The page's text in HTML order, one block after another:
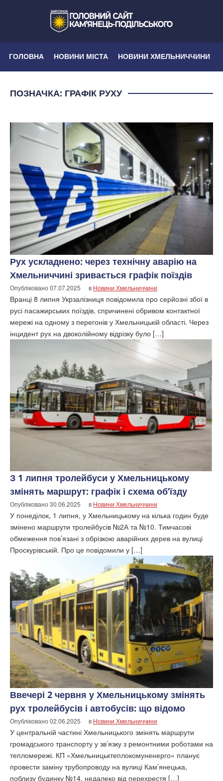
ГОЛОВНА НОВИНИ МІСТА НОВИНИ ХМЕЛЬНИЧЧИНИ
ПОЗНАЧКА: ГРАФІК РУХУ
Рух ускладнено: через технічну аварію на
Хмельниччині зривається графік поїздів
Опубліковано07.07.2025 в Новини Хмельниччини
Вранці 8 липня Укрзалізниця повідомила про серйозні збої в
русі пасажирських поїздів, спричинені обривом контактної
мережі на одному з перегонів у Хмельницькій області. Через
інцидент рух на двоколійному відрізку було […]
З 1 липня тролейбуси у Хмельницькому
змінять маршрут: графік і схема об’їзду
Опубліковано30.06.2025 в Новини Хмельниччини
У понеділок, 1 липня, у Хмельницькому на кілька годин буде
змінено маршрути тролейбусів №2А та №10. Тимчасові
обмеження пов’язані з обрізкою аварійних дерев на вулиці
Проскурівській. Про це повідомили у […]
Ввечері 2 червня у Хмельницькому змінять
рух тролейбусів і автобусів: що відомо
Опубліковано02.06.2025 в Новини Хмельниччини
У центральній частині Хмельницького змінять маршрути
громадського транспорту у зв’язку з ремонтними роботами на
тепломережі. КП «Хмельницьктеплокомуненерго» планує
провести заміну трубопроводу на вулиці Кам’янецька,
поблизу будинку №14, недалеко від перехрестя […]